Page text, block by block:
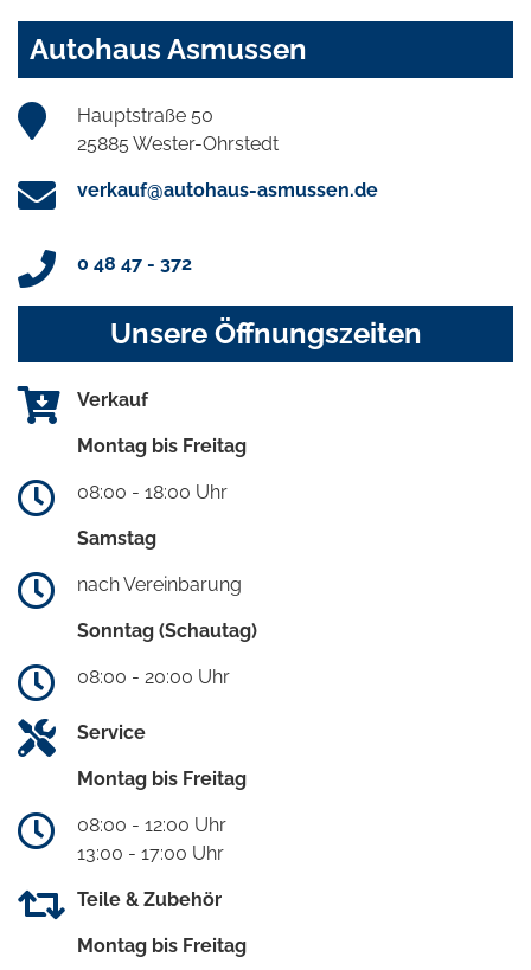
Autohaus Asmussen
Hauptstraße 50
25885 Wester-Ohrstedt
verkauf@autohaus-asmussen.de
0 48 47 - 372
Unsere Öffnungszeiten
Verkauf
Montag bis Freitag
08:00 - 18:00 Uhr
Samstag
nach Vereinbarung
Sonntag (Schautag)
08:00 - 20:00 Uhr
Service
Montag bis Freitag
08:00 - 12:00 Uhr
13:00 - 17:00 Uhr
Teile & Zubehör
Montag bis Freitag